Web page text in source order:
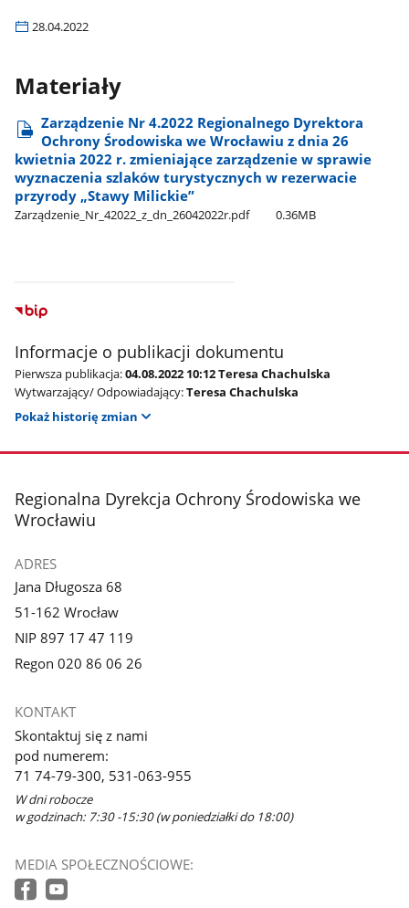
28.04.2022
Materiały
Zarządzenie Nr 4.2022 Regionalnego Dyrektora
Ochrony Środowiska we Wrocławiu z dnia 26
kwietnia 2022 r. zmieniające zarządzenie w sprawie
wyznaczenia szlaków turystycznych w rezerwacie
przyrody „Stawy Milickie”
Zarządzenie​_Nr​_42022​_z​_dn​_26042022r.pdf 0.36MB
Informacje o publikacji dokumentu
Pierwsza publikacja:04.08.2022 10:12 Teresa Chachulska
Wytwarzający/ Odpowiadający:Teresa Chachulska
Pokaż historię zmian
stopka
Regionalna Dyrekcja Ochrony Środowiska we
Wrocławiu
ADRES
Jana Długosza 68
51-162 Wrocław
NIP 897 17 47 119
Regon 020 86 06 26
KONTAKT
Skontaktuj się z nami
pod numerem:
71 74-79-300, 531-063-955
W dni robocze
w godzinach: 7:30 -15:30 (w poniedziałki do 18:00)
MEDIA SPOŁECZNOŚCIOWE: